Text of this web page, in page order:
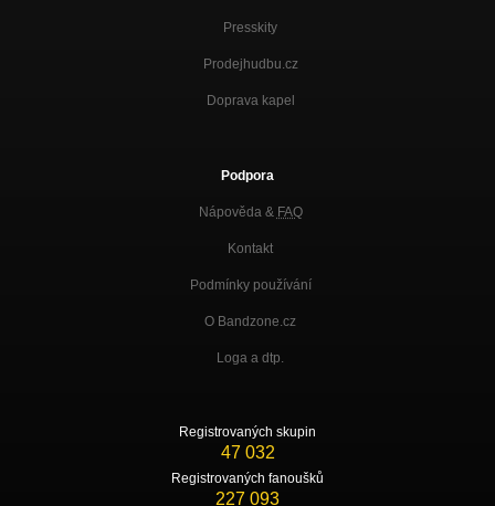
Presskity
Prodejhudbu.cz
Doprava kapel
Podpora
Nápověda & FAQ
Kontakt
Podmínky používání
O Bandzone.cz
Loga a dtp.
Registrovaných skupin
47 032
Registrovaných fanoušků
227 093